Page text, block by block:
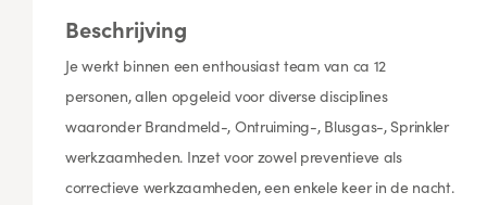
Beschrijving
Je werkt binnen een enthousiast team van ca 12
personen, allen opgeleid voor diverse disciplines
waaronder Brandmeld-, Ontruiming-, Blusgas-, Sprinkler
werkzaamheden. Inzet voor zowel preventieve als
correctieve werkzaamheden, een enkele keer in de nacht.